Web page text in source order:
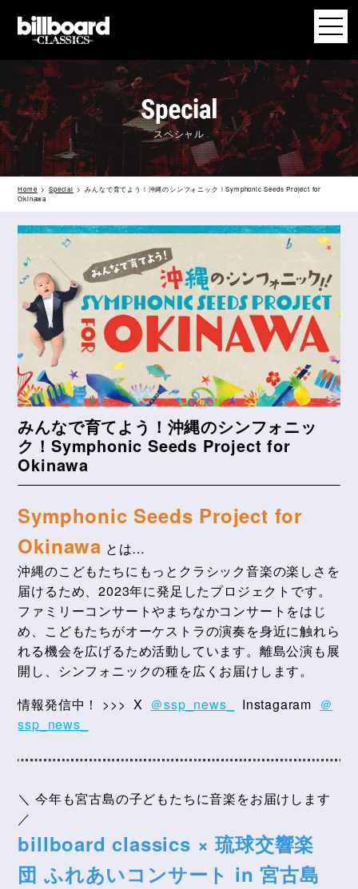
スペシャル
Home Special
みんなで育てよう！沖縄のシンフォニック！Symphonic Seeds Project for
Okinawa
みんなで育てよう！沖縄のシンフォニッ
ク！Symphonic Seeds Project for
Okinawa
Symphonic Seeds Project for
Okinawa とは…
沖縄のこどもたちにもっとクラシック音楽の楽しさを
届けるため、2023年に発足したプロジェクトです。
ファミリーコンサートやまちなかコンサートをはじ
め、こどもたちがオーケストラの演奏を身近に触れら
れる機会を広げるため活動しています。離島公演も展
開し、シンフォニックの種を広くお届けします。
情報発信中！ >>> X ＠ssp_news_ Instagaram ＠
ssp_news_
＼ 今年も宮古島の子どもたちに音楽をお届けします
／
billboard classics × 琉球交響楽
団ふれあいコンサート in 宮古島